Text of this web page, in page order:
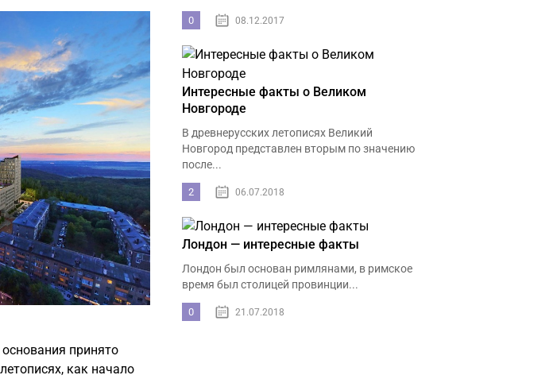
принято
как начало
0 08.12.2017
Интересные факты о Великом
Новгороде
В древнерусских летописях Великий
Новгород представлен вторым по значению
после...
2 06.07.2018
Лондон — интересные факты
Лондон был основан римлянами, в римское
время был столицей провинции...
0 21.07.2018